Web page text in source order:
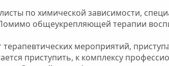
по химической зависимости,
общеукрепляющей терапии
мероприятий,
приступить, к комплексу